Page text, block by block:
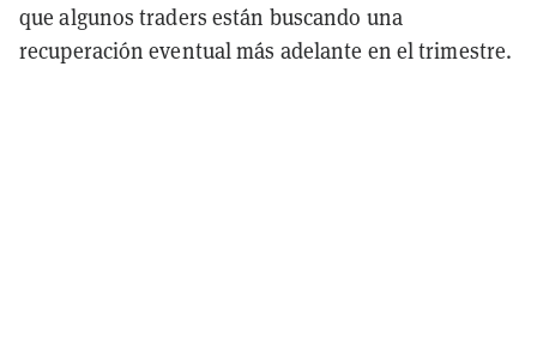
que algunos traders están buscando una
recuperación eventual más adelante en el trimestre.